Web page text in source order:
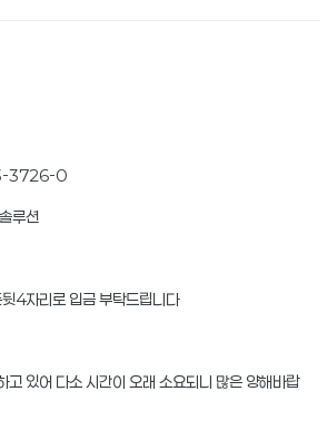
3726-0
루션
4자리로 입금 부탁드립니다
고 있어 다소 시간이 오래 소요되니 많은 양해바랍